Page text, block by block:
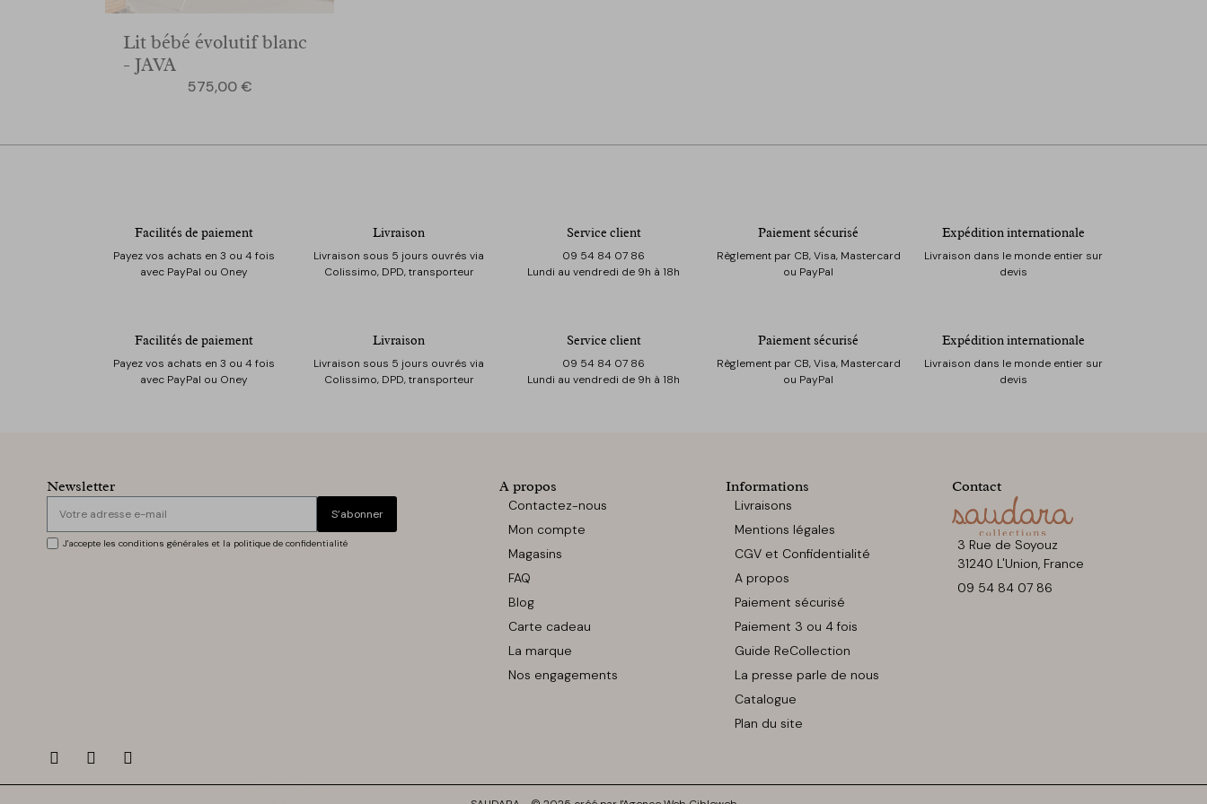
Lit bébé évolutif blanc
- JAVA
Prix
575,00 €
Facilités de paiement
Payez vos achats en 3 ou 4 fois
avec PayPal ou Oney
Livraison
Livraison sous 5 jours ouvrés via
Colissimo, DPD, transporteur
Service client
09 54 84 07 86
Lundi au vendredi de 9h à 18h
Paiement sécurisé
Règlement par CB, Visa, Mastercard
ou PayPal
Expédition internationale
Livraison dans le monde entier sur
devis
Facilités de paiement
Payez vos achats en 3 ou 4 fois
avec PayPal ou Oney
Livraison
Livraison sous 5 jours ouvrés via
Colissimo, DPD, transporteur
Service client
09 54 84 07 86
Lundi au vendredi de 9h à 18h
Paiement sécurisé
Règlement par CB, Visa, Mastercard
ou PayPal
Expédition internationale
Livraison dans le monde entier sur
devis
Newsletter
S’abonner
J'accepte les conditions générales et la politique de confidentialité
A propos
Contactez-nous
Mon compte
Magasins
FAQ
Blog
Carte cadeau
La marque
Nos engagements
Informations
Livraisons
Mentions légales
CGV et Confidentialité
A propos
Paiement sécurisé
Paiement 3 ou 4 fois
Guide ReCollection
La presse parle de nous
Catalogue
Plan du site
Contact
3 Rue de Soyouz
31240 L'Union, France
09 54 84 07 86